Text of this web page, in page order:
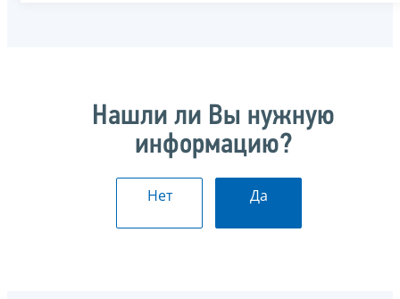
Нашли ли Вы нужную
информацию?
Нет Да